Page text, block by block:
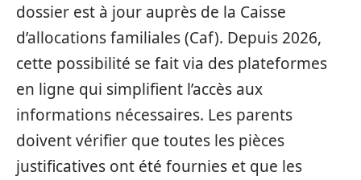
dossier est à jour auprès de la Caisse
d’allocations familiales (Caf). Depuis 2026,
cette possibilité se fait via des plateformes
en ligne qui simplifient l’accès aux
informations nécessaires. Les parents
doivent vérifier que toutes les pièces
justificatives ont été fournies et que les